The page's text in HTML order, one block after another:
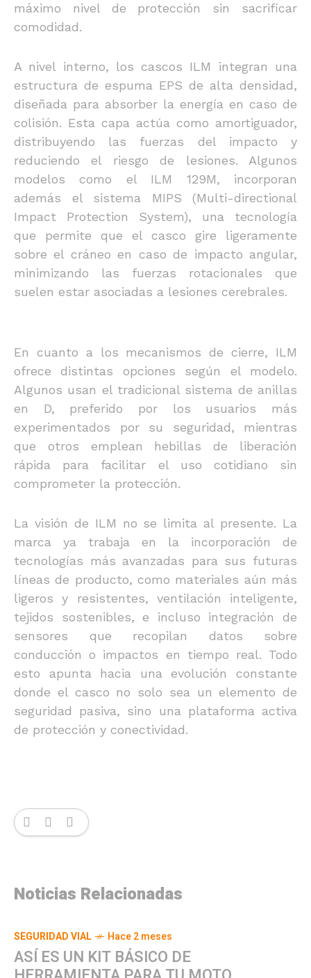
máximo nivel de protección sin sacrificar
comodidad.
A nivel interno, los cascos ILM integran una
estructura de espuma EPS de alta densidad,
diseñada para absorber la energía en caso de
colisión. Esta capa actúa como amortiguador,
distribuyendo las fuerzas del impacto y
reduciendo el riesgo de lesiones. Algunos
modelos como el ILM 129M, incorporan
además el sistema MIPS (Multi-directional
Impact Protection System), una tecnología
que permite que el casco gire ligeramente
sobre el cráneo en caso de impacto angular,
minimizando las fuerzas rotacionales que
suelen estar asociadas a lesiones cerebrales.
En cuanto a los mecanismos de cierre, ILM
ofrece distintas opciones según el modelo.
Algunos usan el tradicional sistema de anillas
en D, preferido por los usuarios más
experimentados por su seguridad, mientras
que otros emplean hebillas de liberación
rápida para facilitar el uso cotidiano sin
comprometer la protección.
La visión de ILM no se limita al presente. La
marca ya trabaja en la incorporación de
tecnologías más avanzadas para sus futuras
líneas de producto, como materiales aún más
ligeros y resistentes, ventilación inteligente,
tejidos sostenibles, e incluso integración de
sensores que recopilan datos sobre
conducción o impactos en tiempo real. Todo
esto apunta hacia una evolución constante
donde el casco no solo sea un elemento de
seguridad pasiva, sino una plataforma activa
de protección y conectividad.
Noticias Relacionadas
SEGURIDAD VIAL Hace 2 meses
ASÍ ES UN KIT BÁSICO DE